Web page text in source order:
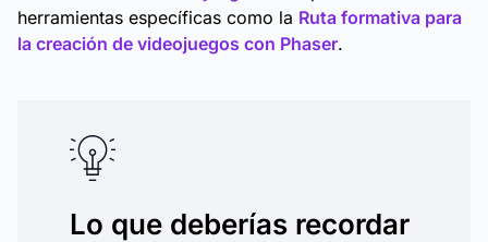
herramientas específicas como la Ruta formativa para
la creación de videojuegos con Phaser.
Lo que deberías recordar